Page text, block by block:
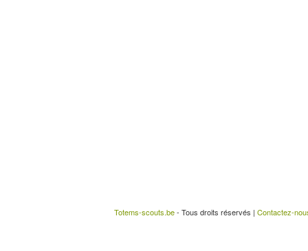
Totems-scouts.be- Tous droits réservés | Contactez-